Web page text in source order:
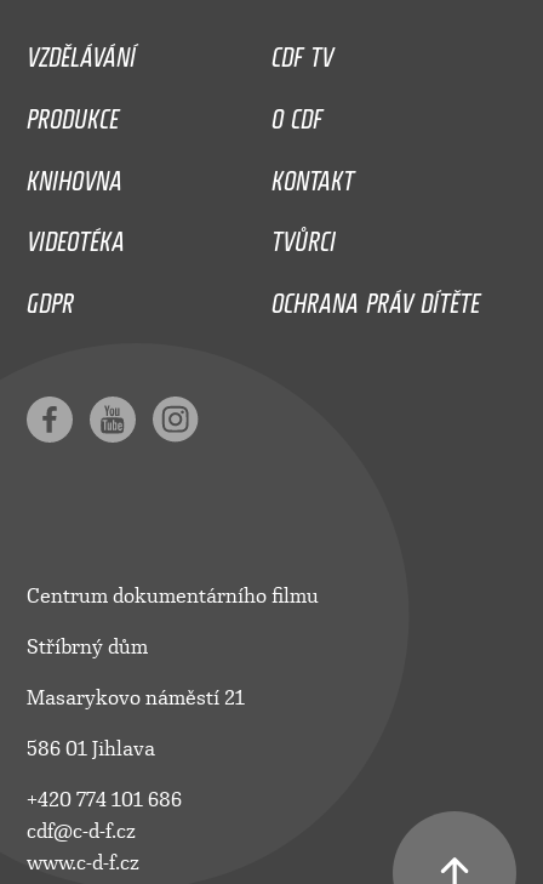
VZDĚLÁVÁNÍ
CDF TV
PRODUKCE
O CDF
KNIHOVNA
KONTAKT
VIDEOTÉKA
TVŮRCI
GDPR
OCHRANA PRÁV DÍTĚTE
Centrum dokumentárního filmu
Stříbrný dům
Masarykovo náměstí 21
586 01 Jihlava
+420 774 101 686
cdf@c-d-f.cz
www.c-d-f.cz